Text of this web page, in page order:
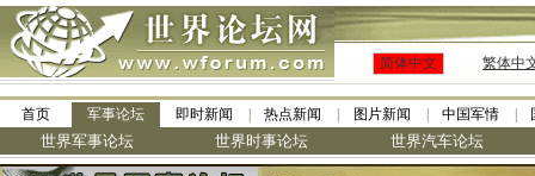
简体中文 繁体中
首页 军事论坛 即时新闻 热点新闻 图片新闻 中国军情
世界军事论坛 世界时事论坛 世界汽车论坛